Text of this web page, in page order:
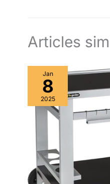
Articles
Jan
8
2025